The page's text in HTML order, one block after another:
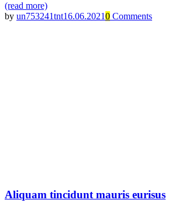
(read more)
by un753241tnt16.06.20210 Comments
Aliquam tincidunt mauris eurisus